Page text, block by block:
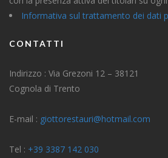
Informativa sul trattamento dei dati
CONTATTI
Indirizzo : Via Grezoni 12 – 38121
Cognola di Trento
E-mail : giottorestauri@hotmail.com
Tel : +39 3387 142 030